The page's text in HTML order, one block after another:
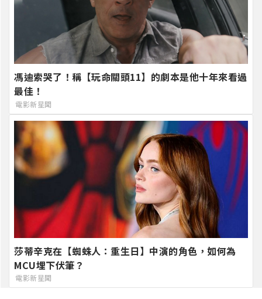
馮迪索哭了！稱【玩命關頭11】的劇本是他十年來看過
最佳！
電影新星聞
莎蒂辛克在【蜘蛛人：重生日】中演的角色，如何為
MCU埋下伏筆？
電影新星聞